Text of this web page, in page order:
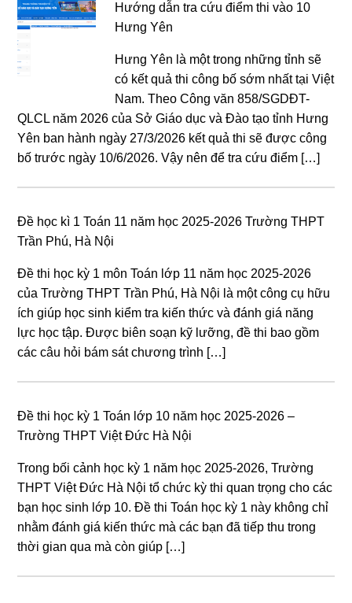
Hướng dẫn tra cứu điểm thi vào 10
Hưng Yên
Hưng Yên là một trong những tỉnh sẽ
có kết quả thi công bố sớm nhất tại Việt
Nam. Theo Công văn 858/SGDĐT-
QLCL năm 2026 của Sở Giáo dục và Đào tạo tỉnh Hưng
Yên ban hành ngày 27/3/2026 kết quả thi sẽ được công
bố trước ngày 10/6/2026. Vậy nên để tra cứu điểm […]
Đề học kì 1 Toán 11 năm học 2025-2026 Trường THPT
Trần Phú, Hà Nội
Đề thi học kỳ 1 môn Toán lớp 11 năm học 2025-2026
của Trường THPT Trần Phú, Hà Nội là một công cụ hữu
ích giúp học sinh kiểm tra kiến thức và đánh giá năng
lực học tập. Được biên soạn kỹ lưỡng, đề thi bao gồm
các câu hỏi bám sát chương trình […]
Đề thi học kỳ 1 Toán lớp 10 năm học 2025-2026 –
Trường THPT Việt Đức Hà Nội
Trong bối cảnh học kỳ 1 năm học 2025-2026, Trường
THPT Việt Đức Hà Nội tổ chức kỳ thi quan trọng cho các
bạn học sinh lớp 10. Đề thi Toán học kỳ 1 này không chỉ
nhằm đánh giá kiến thức mà các bạn đã tiếp thu trong
thời gian qua mà còn giúp […]